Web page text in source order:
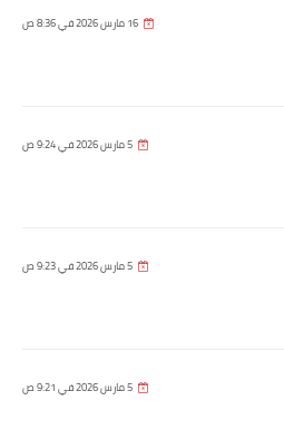
16 مارس 2026 في 8:36 ص
5 مارس 2026 في 9:24 ص
5 مارس 2026 في 9:23 ص
5 مارس 2026 في 9:21 ص